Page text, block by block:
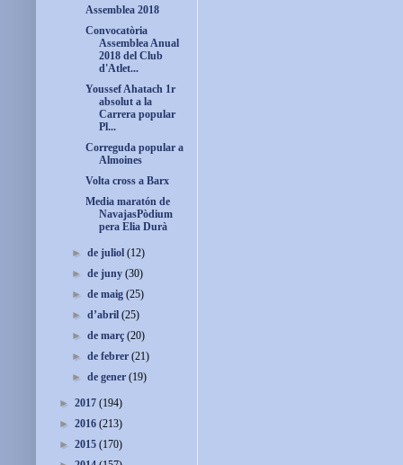
Assemblea 2018
Convocatòria
Assemblea Anual
2018 del Club
d'Atlet...
Youssef Ahatach 1r
absolut a la
Carrera popular
Pl...
Correguda popular a
Almoines
Volta cross a Barx
Media maratón de
NavajasPòdium
pera Elia Durà
►de juliol(12)
►de juny(30)
►de maig(25)
►d’abril(25)
►de març(20)
►de febrer(21)
►de gener(19)
► 2017 (194)
► 2016 (213)
► 2015 (170)